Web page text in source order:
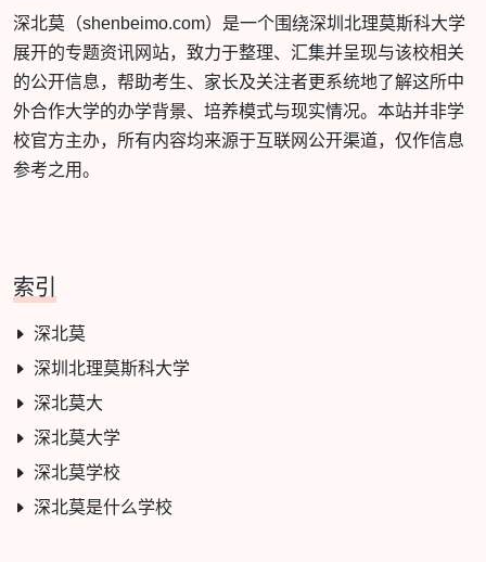
深北莫（shenbeimo.com）是一个围绕深圳北理莫斯科大学
展开的专题资讯网站，致力于整理、汇集并呈现与该校相关
的公开信息，帮助考生、家长及关注者更系统地了解这所中
外合作大学的办学背景、培养模式与现实情况。本站并非学
校官方主办，所有内容均来源于互联网公开渠道，仅作信息
参考之用。
索引
深北莫
深圳北理莫斯科大学
深北莫大
深北莫大学
深北莫学校
深北莫是什么学校